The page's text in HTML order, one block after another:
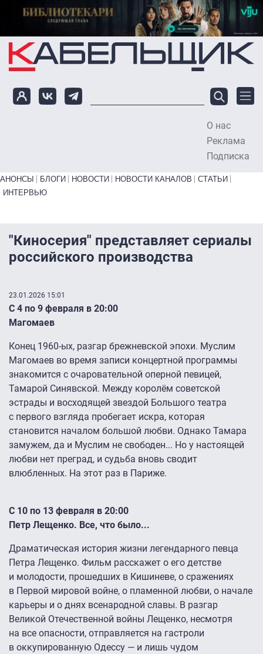
Перейти к основному содержанию
О нас
Реклама
Подписка
Primary links bottom
АНОНСЫ БЛОГИ НОВОСТИ НОВОСТИ КАНАЛОВ
СТАТЬИ
ИНТЕРВЬЮ
"Киносерия" представляет сериалы
российского производства
23.01.2026 15:01
С 4 по 9 февраля в 20:00
Магомаев
Конец 1960-ых, разгар брежневской эпохи. Муслим
Магомаев во время записи концертной программы
знакомится с очаровательной оперной певицей,
Тамарой Синявской. Между королём советской
эстрады и восходящей звездой Большого театра
с первого взгляда пробегает искра, которая
становится началом большой любви. Однако Тамара
замужем, да и Муслим не свободен... Но у настоящей
любви нет преград, и судьба вновь сводит
влюбленных. На этот раз в Париже.
С 10 по 13 февраля в 20:00
Петр Лещенко. Все, что было...
Драматическая история жизни легендарного певца
Петра Лещенко. Фильм расскажет о его детстве
и молодости, прошедших в Кишиневе, о сражениях
в Первой мировой войне, о пламенной любви, о начале
карьеры и о днях всенародной славы. В разгар
Великой Отечественной войны Лещенко, несмотря
на все опасности, отправляется на гастроли
в оккупированную Одессу — и лишь чудом